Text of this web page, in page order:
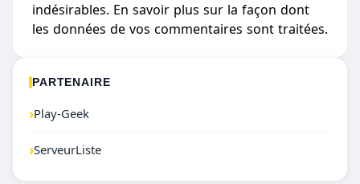
indésirables. En savoir plus sur la façon dont
les données de vos commentaires sont traitées.
PARTENAIRE
›Play-Geek
›ServeurListe